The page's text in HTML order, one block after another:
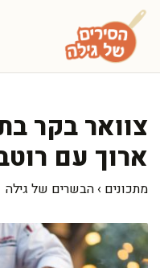
לדלג
לתוכן
צוואר בקר
ארוך עם
מתכונים › הבשרים של גילה